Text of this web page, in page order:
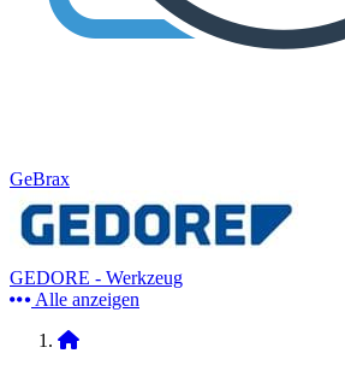
GeBrax
GEDORE - Werkzeug
Alle anzeigen